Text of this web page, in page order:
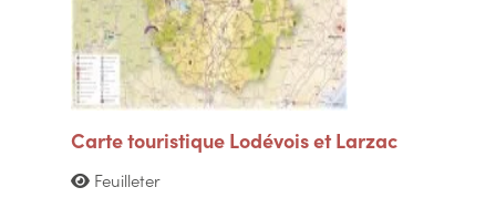
Carte touristique Lodévois et Larzac
Feuilleter